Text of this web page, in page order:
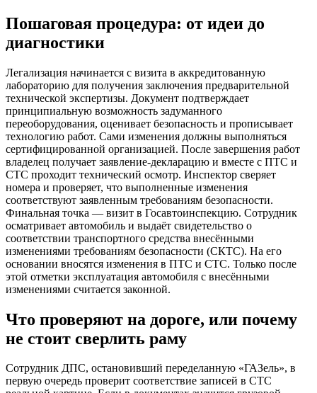
Пошаговая процедура: от идеи до
диагностики
Легализация начинается с визита в аккредитованную
лабораторию для получения заключения предварительной
технической экспертизы. Документ подтверждает
принципиальную возможность задуманного
переоборудования, оценивает безопасность и прописывает
технологию работ. Сами изменения должны выполняться
сертифицированной организацией. После завершения работ
владелец получает заявление-декларацию и вместе с ПТС и
СТС проходит технический осмотр. Инспектор сверяет
номера и проверяет, что выполненные изменения
соответствуют заявленным требованиям безопасности.
Финальная точка — визит в Госавтоинспекцию. Сотрудник
осматривает автомобиль и выдаёт свидетельство о
соответствии транспортного средства внесёнными
изменениями требованиям безопасности (СКТС). На его
основании вносятся изменения в ПТС и СТС. Только после
этой отметки эксплуатация автомобиля с внесёнными
изменениями считается законной.
Что проверяют на дороге, или почему
не стоит сверлить раму
Сотрудник ДПС, остановивший переделанную «ГАЗель», в
первую очередь проверит соответствие записей в СТС